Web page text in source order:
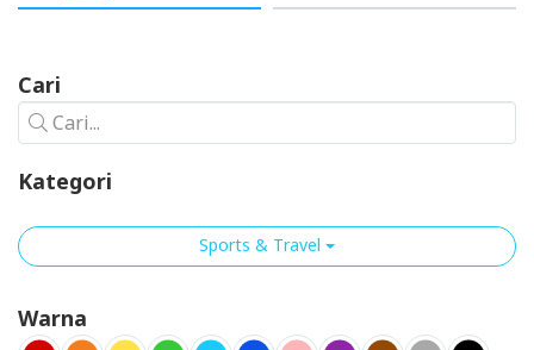
Cari
Cari...
Kategori
Sports & Travel
Warna